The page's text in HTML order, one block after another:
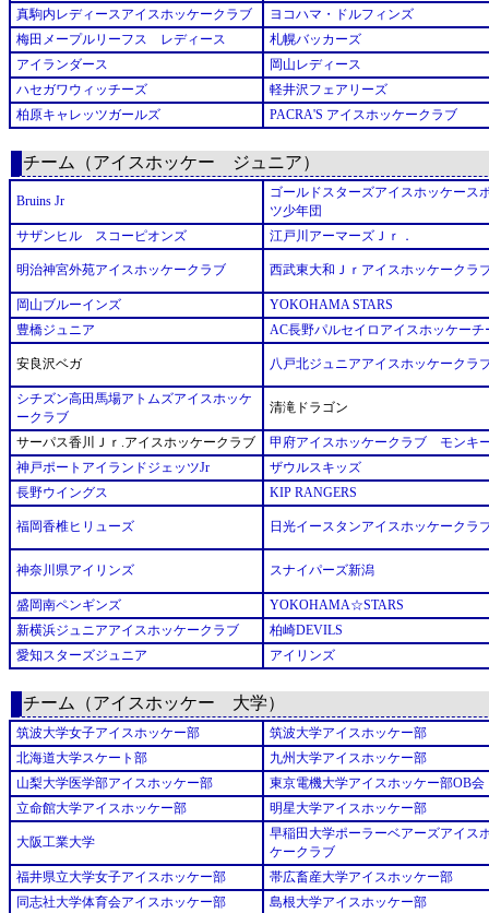
真駒内レディースアイスホッケークラブ
ヨコハマ・ドルフィンズ
梅田メープルリーフス レディース
札幌バッカーズ
アイランダース
岡山レディース
ハセガワウィッチーズ
軽井沢フェアリーズ
柏原キャレッツガールズ
PACRA'S アイスホッケークラブ
チーム（アイスホッケー ジュニア）
Bruins Jr
ゴールドスターズアイスホッケース
ツ少年団
サザンヒル スコーピオンズ
江戸川アーマーズＪｒ．
明治神宮外苑アイスホッケークラブ 西武東大和Ｊｒアイスホッケークラ
岡山ブルーインズ
YOKOHAMA STARS
豊橋ジュニア
AC長野パルセイロアイスホッケーチ
安良沢ベガ 八戸北ジュニアアイスホッケークラ
シチズン高田馬場アトムズアイスホッケ
ークラブ
清滝ドラゴン
サーパス香川Ｊｒ.アイスホッケークラブ
甲府アイスホッケークラブ モンキ
神戸ポートアイランドジェッツJr
ザウルスキッズ
長野ウイングス
KIP RANGERS
福岡香椎ヒリューズ 日光イースタンアイスホッケークラ
神奈川県アイリンズ スナイパーズ新潟
盛岡南ペンギンズ
YOKOHAMA☆STARS
新横浜ジュニアアイスホッケークラブ
柏崎DEVILS
愛知スターズジュニア
アイリンズ
チーム（アイスホッケー 大学）
筑波大学女子アイスホッケー部
筑波大学アイスホッケー部
北海道大学スケート部
九州大学アイスホッケー部
山梨大学医学部アイスホッケー部
東京電機大学アイスホッケー部OB会
立命館大学アイスホッケー部
明星大学アイスホッケー部
大阪工業大学
早稲田大学ポーラーベアーズアイス
ケークラブ
福井県立大学女子アイスホッケー部
帯広畜産大学アイスホッケー部
同志社大学体育会アイスホッケー部
島根大学アイスホッケー部